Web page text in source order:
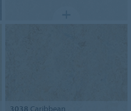
3038 Caribbean